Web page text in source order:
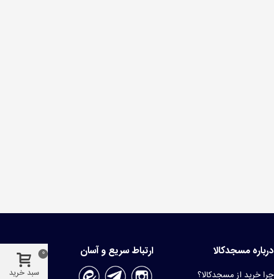
درباره مسجدکالا
چرا خرید از مسجدکالا؟
ارتباط سریع و آسان
سبد خرید
0